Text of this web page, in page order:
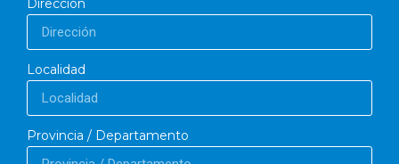
Dirección
Localidad
Provincia / Departamento